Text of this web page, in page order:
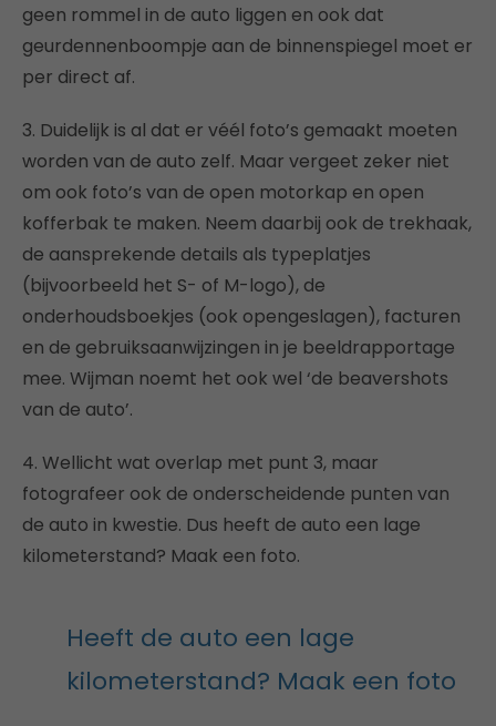
geen rommel in de auto liggen en ook dat
geurdennenboompje aan de binnenspiegel moet er
per direct af.
3. Duidelijk is al dat er véél foto’s gemaakt moeten
worden van de auto zelf. Maar vergeet zeker niet
om ook foto’s van de open motorkap en open
kofferbak te maken. Neem daarbij ook de trekhaak,
de aansprekende details als typeplatjes
(bijvoorbeeld het S- of M-logo), de
onderhoudsboekjes (ook opengeslagen), facturen
en de gebruiksaanwijzingen in je beeldrapportage
mee. Wijman noemt het ook wel ‘de beavershots
van de auto’.
4. Wellicht wat overlap met punt 3, maar
fotografeer ook de onderscheidende punten van
de auto in kwestie. Dus heeft de auto een lage
kilometerstand? Maak een foto.
Heeft de auto een lage
kilometerstand? Maak een foto